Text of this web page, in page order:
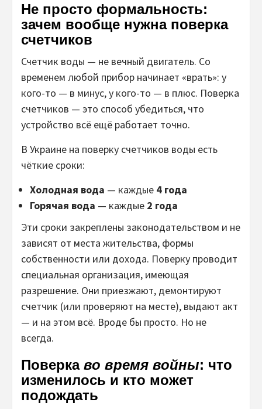
Не просто формальность:
зачем вообще нужна поверка
счетчиков
Счетчик воды — не вечный двигатель. Со
временем любой прибор начинает «врать»: у
кого-то — в минус, у кого-то — в плюс. Поверка
счетчиков — это способ убедиться, что
устройство всё ещё работает точно.
В Украине на поверку счетчиков воды есть
чёткие сроки:
Холодная вода — каждые 4 года
Горячая вода — каждые 2 года
Эти сроки закреплены законодательством и не
зависят от места жительства, формы
собственности или дохода. Поверку проводит
специальная организация, имеющая
разрешение. Они приезжают, демонтируют
счетчик (или проверяют на месте), выдают акт
— и на этом всё. Вроде бы просто. Но не
всегда.
Поверка во время войны: что
изменилось и кто может
подождать